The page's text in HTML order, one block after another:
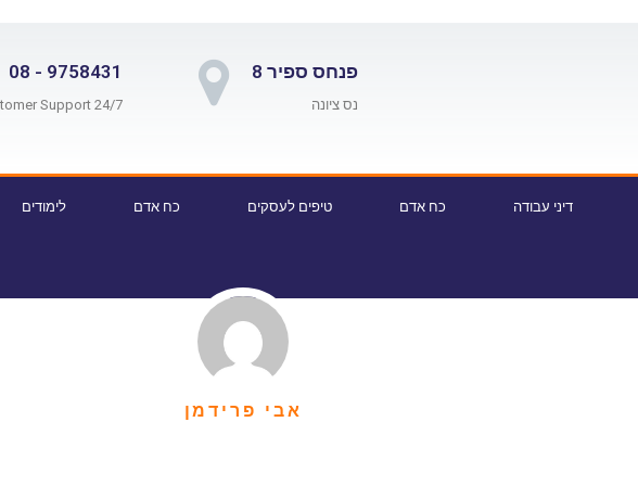
פנחס ספיר 8
נס ציונה
9758431 - 08
24/7 Customer Support
דיני עבודה כח אדם טיפים לעסקים כח אדם לימודים
אבי פרידמן